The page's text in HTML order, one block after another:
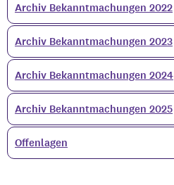
Archiv Bekanntmachungen 2022
Archiv Bekanntmachungen 2023
Archiv Bekanntmachungen 2024
Archiv Bekanntmachungen 2025
Offenlagen